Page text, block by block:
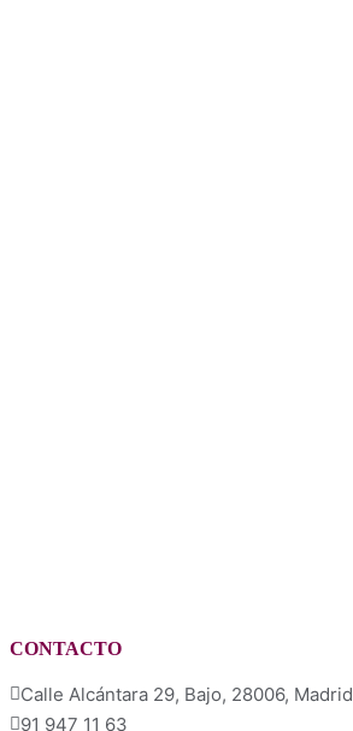
CONTACTO
Calle Alcántara 29, Bajo, 28006, Madrid
91 947 11 63